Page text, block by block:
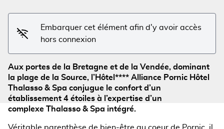
Voir l'image en plein écran
Embarquer cet élément afin d'y avoir accès
hors connexion
Aux portes de la Bretagne et de la Vendée, dominant
la plage de la Source, l’Hôtel**** Alliance Pornic Hôtel
Thalasso & Spa conjugue le confort d’un
établissement 4 étoiles à l’expertise d’un
complexe Thalasso & Spa intégré.